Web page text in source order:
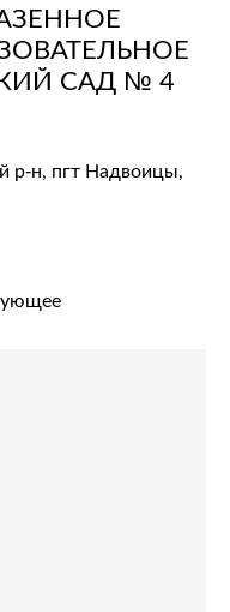
САД № 4
р-н, пгт Надвоицы,